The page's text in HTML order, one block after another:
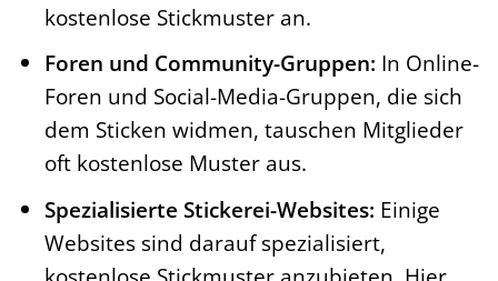
kostenlose Stickmuster an.
Foren und Community-Gruppen: In Online-
Foren und Social-Media-Gruppen, die sich
dem Sticken widmen, tauschen Mitglieder
oft kostenlose Muster aus.
Spezialisierte Stickerei-Websites: Einige
Websites sind darauf spezialisiert,